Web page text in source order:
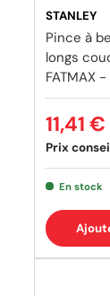
STANLEY
Pince à
longs
FATMAX
Prix
11,41 €
En stock